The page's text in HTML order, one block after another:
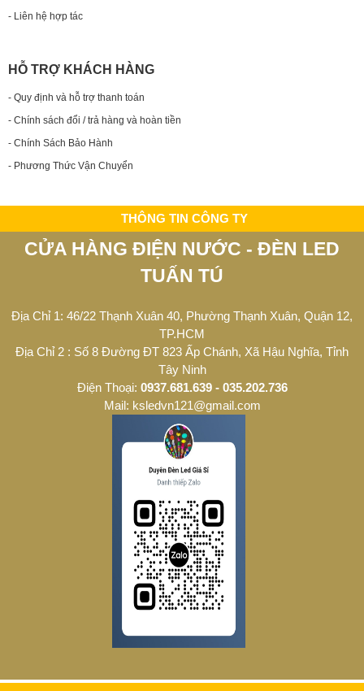
- Liên hệ hợp tác
HỖ TRỢ KHÁCH HÀNG
- Quy định và hỗ trợ thanh toán
- Chính sách đổi / trả hàng và hoàn tiền
- Chính Sách Bảo Hành
- Phương Thức Vận Chuyển
THÔNG TIN CÔNG TY
CỬA HÀNG ĐIỆN NƯỚC - ĐÈN LED
TUẤN TÚ
Địa Chỉ 1: 46/22 Thạnh Xuân 40, Phường Thạnh Xuân, Quận 12,
TP.HCM
Địa Chỉ 2 : Số 8 Đường ĐT 823 Ấp Chánh, Xã Hậu Nghĩa, Tỉnh
Tây Ninh
Điện Thoại: 0937.681.639 - 035.202.736
Mail: ksledvn121@gmail.com